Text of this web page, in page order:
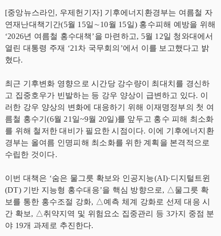
[중앙뉴스라인, 우제헌기자] 기후에너지환경부는 여름철 자
연재난대책기간(5월 15일∼10월 15일) 홍수피해 예방을 위해
‘2026년 여름철 홍수대책’을 마련하고, 5월 12일 청와대에서
열린 대통령 주재 ‘21차 국무회의’에서 이를 보고했다고 밝
혔다.
최근 기후변화 영향으로 시간당 강수량이 최대치를 경신하
고 집중호우가 빈발하는 등 강우 양상이 급변하고 있다. 이
러한 강우 양상의 변화에 대응하기 위해 이재명정부의 첫 여
름철 홍수기(6월 21일~9월 20일)를 앞두고 홍수 피해 최소화
를 위해 철저한 대비가 필요한 시점이다. 이에 기후에너지환
경부는 올여름 인명피해 최소화를 위한 계획을 본격적으로
수립한 것이다.
이번 대책은 ‘숨은 물그릇 확보와 인공지능(AI)·디지털트윈
(DT) 기반 지능형 홍수대응’을 핵심 방향으로, △물그릇 확
보를 통한 홍수조절 강화, △예측 체계 강화로 선제 대응 시
간 확보, △취약지역 및 위험요소 집중관리 등 3가지 중점 분
야 19개 과제로 추진한다.